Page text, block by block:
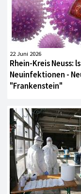
22 Juni 2026
Rhein-Kreis Neuss:
Neuinfektionen -
"Frankenstein"